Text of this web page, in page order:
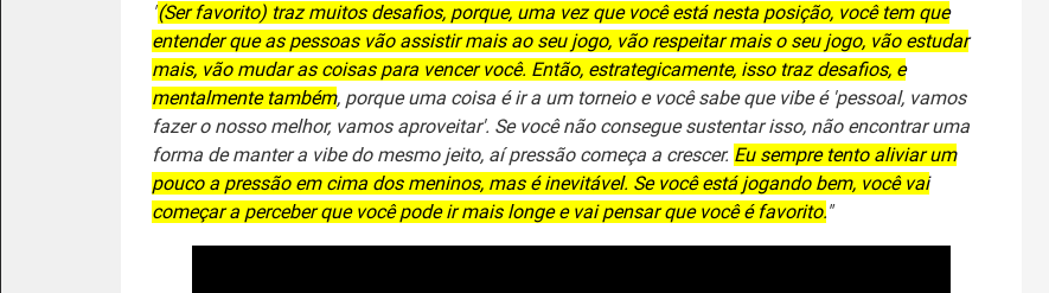
"(Ser favorito) traz muitos desafios, porque, uma vez que você está nesta posição, você tem que
entender que as pessoas vão assistir mais ao seu jogo, vão respeitar mais o seu jogo, vão estudar
mais, vão mudar as coisas para vencer você. Então, estrategicamente, isso traz desafios, e
mentalmente também, porque uma coisa é ir a um torneio e você sabe que vibe é 'pessoal, vamos
fazer o nosso melhor, vamos aproveitar'. Se você não consegue sustentar isso, não encontrar uma
forma de manter a vibe do mesmo jeito, aí pressão começa a crescer. Eu sempre tento aliviar um
pouco a pressão em cima dos meninos, mas é inevitável. Se você está jogando bem, você vai
começar a perceber que você pode ir mais longe e vai pensar que você é favorito."